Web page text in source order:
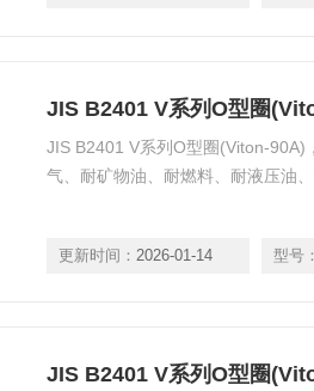
JIS B2401 V系列O型圈
JIS B2401 V系列O型圈(Viton-90A)
气、耐矿物油、耐燃料、耐液压油
更新时间： 2026-01-14 型号：
JIS B2401 V系列O型圈